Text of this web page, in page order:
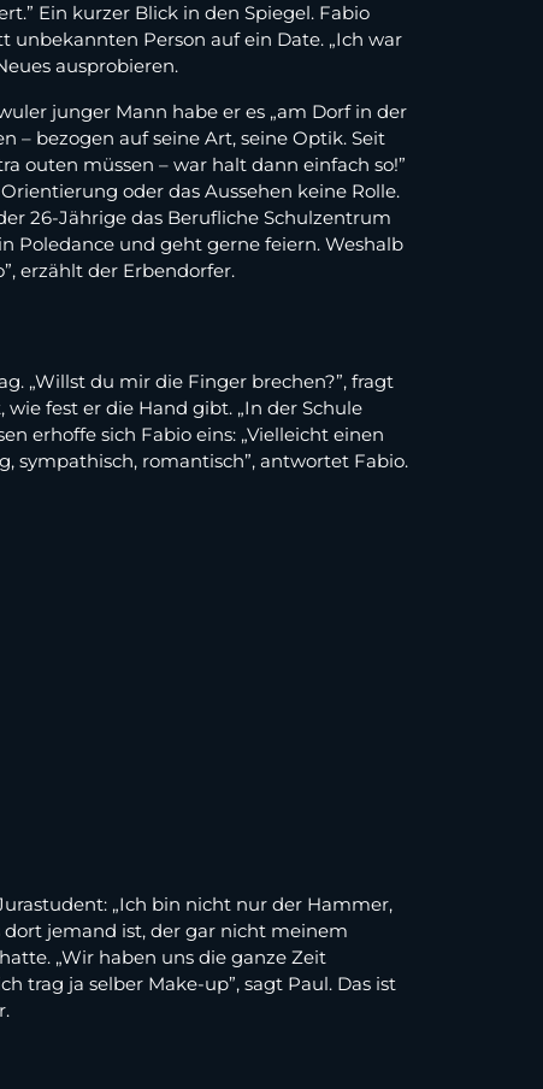
Ein kurzer Blick in den Spiegel. Fabio
Person auf ein Date. „Ich war
ausprobieren.
junger Mann habe er es „am Dorf in der
– bezogen auf seine Art, seine Optik. Seit
outen müssen – war halt dann einfach so!”
oder das Aussehen keine Rolle.
26-Jährige das Berufliche Schulzentrum
Poledance und geht gerne feiern. Weshalb
erzählt der Erbendorfer.
„Willst du mir die Finger brechen?”, fragt
fest er die Hand gibt. „In der Schule
erhoffe sich Fabio eins: „Vielleicht einen
sympathisch, romantisch”, antwortet Fabio.
„Ich bin nicht nur der Hammer,
dort jemand ist, der gar nicht meinem
„Wir haben uns die ganze Zeit
trag ja selber Make-up”, sagt Paul. Das ist